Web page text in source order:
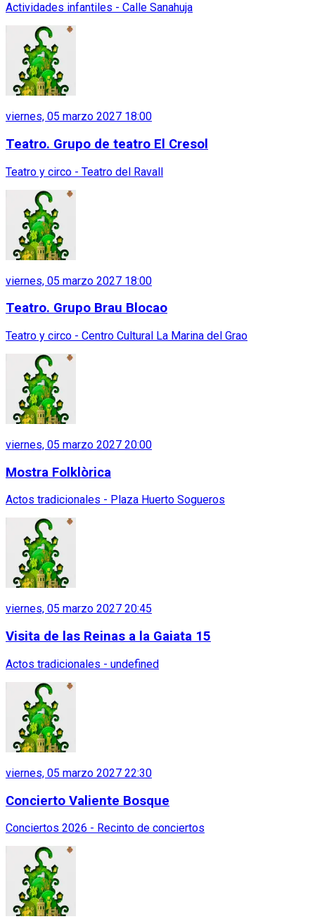
Actividades infantiles - Calle Sanahuja
viernes, 05 marzo 2027 18:00
Teatro. Grupo de teatro El Cresol
Teatro y circo - Teatro del Ravall
viernes, 05 marzo 2027 18:00
Teatro. Grupo Brau Blocao
Teatro y circo - Centro Cultural La Marina del Grao
viernes, 05 marzo 2027 20:00
Mostra Folklòrica
Actos tradicionales - Plaza Huerto Sogueros
viernes, 05 marzo 2027 20:45
Visita de las Reinas a la Gaiata 15
Actos tradicionales - undefined
viernes, 05 marzo 2027 22:30
Concierto Valiente Bosque
Conciertos 2026 - Recinto de conciertos